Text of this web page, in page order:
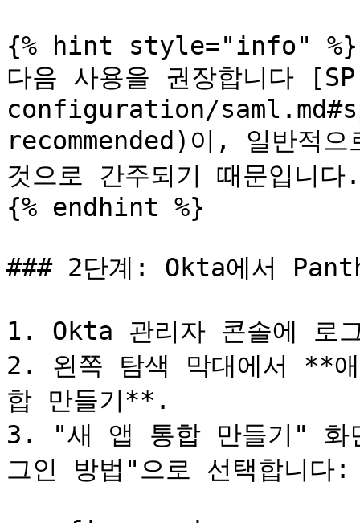
{% hint style="info" %}
다음 사용을 권장합니다
configuration/
recommended)이, 일반적
것으로 간주되기 때문입니다.
{% endhint %}
### 2단계: Okta에서
1. Okta 관리자 콘솔에 로
2. 왼쪽 탐색 막대에서 **
합 만들기**.
3. "새 앱 통합 만들기"
그인 방법"으로 선택합니다: